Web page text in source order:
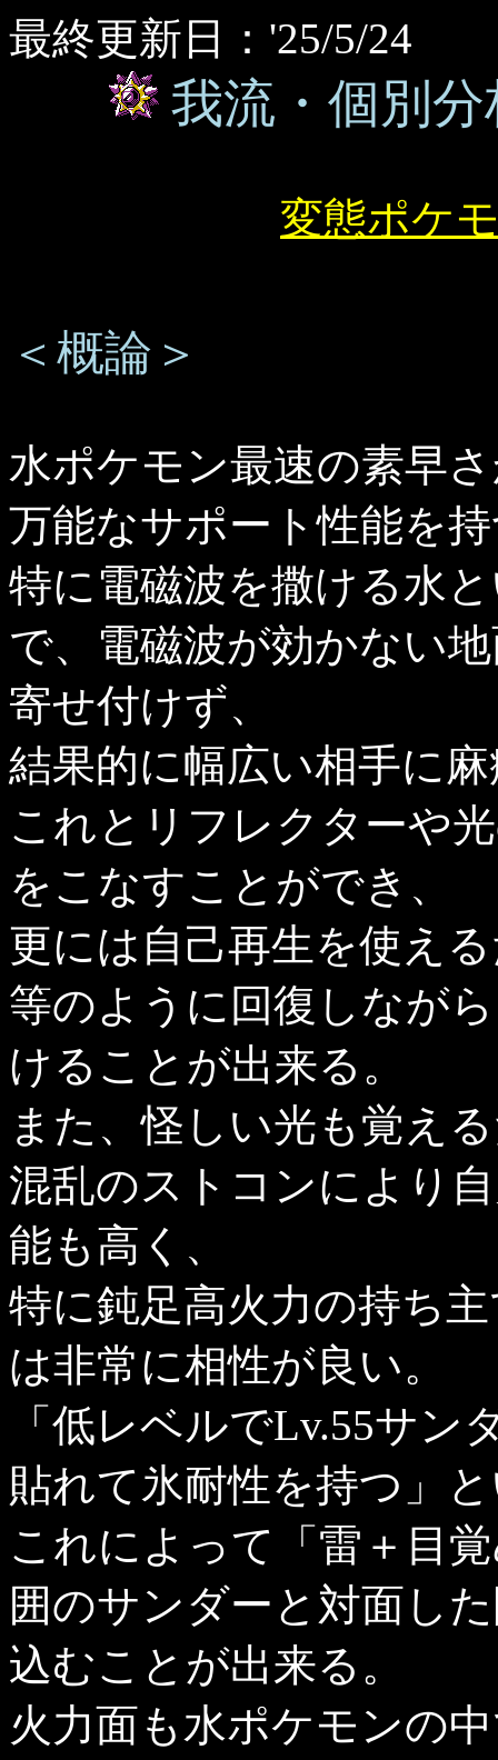
最終更新日：'25/5/24
我流・個別
変態ポケ
＜概論＞
水ポケモン最速の素早
万能なサポート性能を
特に電磁波を撒ける水
で、電磁波が効かない
寄せ付けず、
結果的に幅広い相手に
これとリフレクターや
をこなすことができ、
更には自己再生を使え
等のように回復しなが
けることが出来る。
また、怪しい光も覚え
混乱のストコンにより
能も高く、
特に鈍足高火力の持ち
は非常に相性が良い。
「低レベルでLv.55サ
貼れて氷耐性を持つ」
これによって「雷＋目
囲のサンダーと対面し
込むことが出来る。
火力面も水ポケモンの